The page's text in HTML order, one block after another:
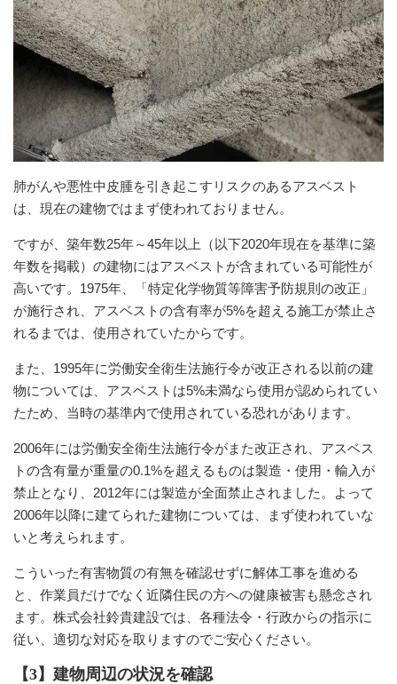
肺がんや悪性中皮腫を引き起こすリスクのあるアスベスト
は、現在の建物ではまず使われておりません。
ですが、築年数25年～45年以上（以下2020年現在を基準に築
年数を掲載）の建物にはアスベストが含まれている可能性が
高いです。1975年、「特定化学物質等障害予防規則の改正」
が施行され、アスベストの含有率が5%を超える施工が禁止さ
れるまでは、使用されていたからです。
また、1995年に労働安全衛生法施行令が改正される以前の建
物については、アスベストは5%未満なら使用が認められてい
たため、当時の基準内で使用されている恐れがあります。
2006年には労働安全衛生法施行令がまた改正され、アスベス
トの含有量が重量の0.1%を超えるものは製造・使用・輸入が
禁止となり、2012年には製造が全面禁止されました。よって
2006年以降に建てられた建物については、まず使われていな
いと考えられます。
こういった有害物質の有無を確認せずに解体工事を進める
と、作業員だけでなく近隣住民の方への健康被害も懸念され
ます。株式会社鈴貴建設では、各種法令・行政からの指示に
従い、適切な対応を取りますのでご安心ください。
【3】建物周辺の状況を確認